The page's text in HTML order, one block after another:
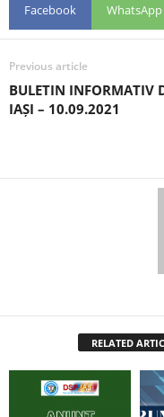
Facebook WhatsApp
Previous article
BULETIN INFORMATIV
IAȘI – 10.09.2021
RELATED